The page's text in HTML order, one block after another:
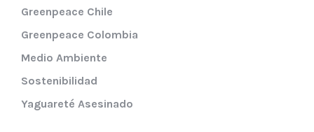
Greenpeace Chile
Greenpeace Colombia
Medio Ambiente
Sostenibilidad
Yaguareté Asesinado